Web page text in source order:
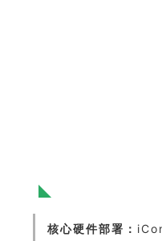
核心硬件部署：